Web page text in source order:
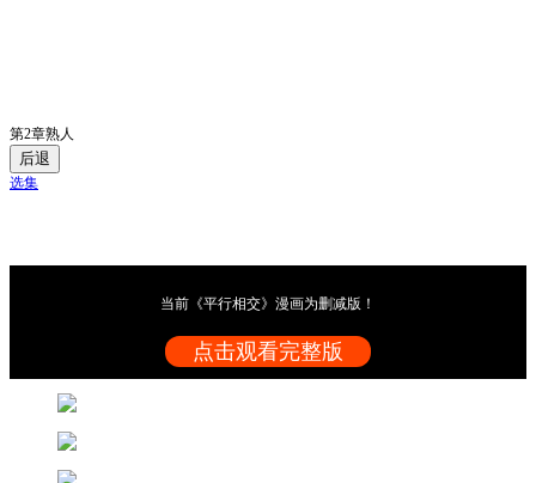
第2章熟人
后退
选集
当前《平行相交》漫画为删减版！
点击观看完整版